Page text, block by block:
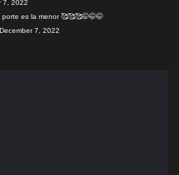
7, 2022
es la menor 🥰🥰🥰🤭🤭🤭
December 7, 2022